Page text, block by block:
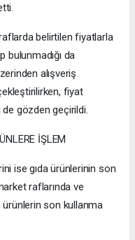
belirtilen fiyatlarla
bulunmadığı da
alışveriş
fiyat
gözden geçirildi.
İŞLEM
ise gıda ürünlerinin son
raflarında ve
son kullanma